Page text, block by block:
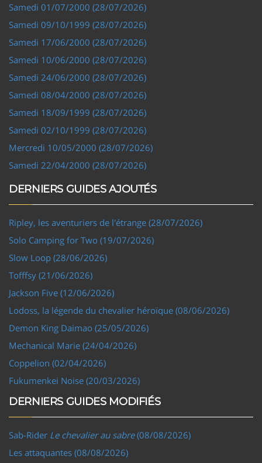
Samedi 01/07/2000 (28/07/2026)
Samedi 09/10/1999 (28/07/2026)
Samedi 17/06/2000 (28/07/2026)
Samedi 10/06/2000 (28/07/2026)
Samedi 24/06/2000 (28/07/2026)
Samedi 08/04/2000 (28/07/2026)
Samedi 18/09/1999 (28/07/2026)
Samedi 02/10/1999 (28/07/2026)
Mercredi 10/05/2000 (28/07/2026)
Samedi 22/04/2000 (28/07/2026)
DERNIERS GUIDES AJOUTÉS
Ripley, les aventuriers de l'étrange (28/07/2026)
Solo Camping for Two (19/07/2026)
Slow Loop (28/06/2026)
Tofffsy (21/06/2026)
Jackson Five (12/06/2026)
Lodoss, la légende du chevalier héroïque (08/06/2026)
Demon King Daimao (25/05/2026)
Mechanical Marie (24/04/2026)
Coppelion (02/04/2026)
Fukumenkei Noise (20/03/2026)
DERNIERS GUIDES MODIFIÉS
Sab-Rider Le chevalier au sabre(08/08/2026)
Les attaquantes (08/08/2026)